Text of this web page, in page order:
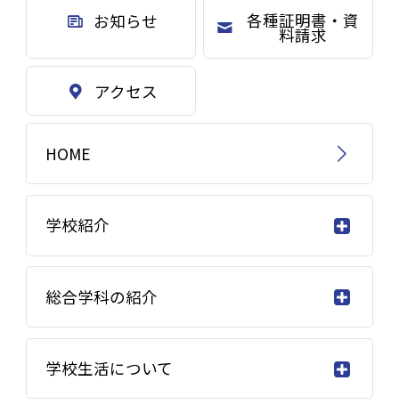
お知らせ 各種証明書・資
料請求
アクセス
HOME
学校紹介
総合学科の紹介
学校生活について